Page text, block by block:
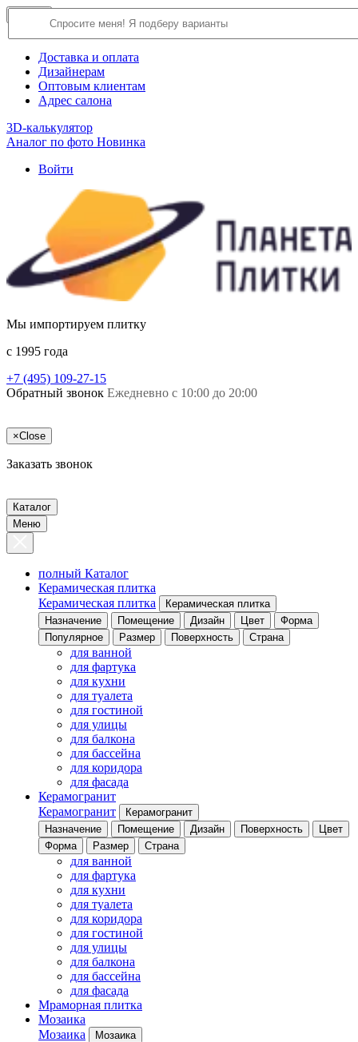
О компании
Доставка и оплата
Дизайнерам
Оптовым клиентам
Адрес салона
3D-калькулятор
Аналог по фото Новинка
Войти
Мы импортируем плитку
c 1995 года
+7 (495) 109-27-15
Обратный звонок Ежедневно с 10:00 до 20:00
×Close
Заказать звонок
Каталог
Меню
полный Каталог
Керамическая плитка
Керамическая плитка
Керамическая плитка
Назначение
Помещение Дизайн Цвет
Форма
Популярное
Размер Поверхность Страна
для ванной
для фартука
для кухни
для туалета
для гостиной
для улицы
для балкона
для бассейна
для коридора
для фасада
Керамогранит
Керамогранит
Керамогранит
Назначение
Помещение Дизайн Поверхность
Цвет
Форма
Размер Страна
для ванной
для фартука
для кухни
для туалета
для коридора
для гостиной
для улицы
для балкона
для бассейна
для фасада
Мраморная плитка
Мозаика
Мозаика
Мозаика